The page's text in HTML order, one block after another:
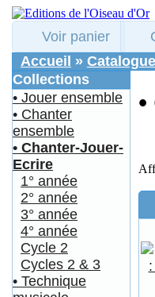
Voir panier
Accueil » Catalogue
Collections
• Jouer ensemble
• Chanter
ensemble
• Chanter-Jouer-
Ecrire
1° année
2° année
3° année
4° année
Cycle 2
Cycles 2 & 3
• Technique